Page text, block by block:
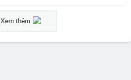
Xem thêm